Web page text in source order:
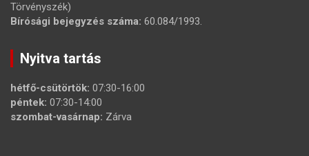
Törvényszék)
Bírósági bejegyzés száma: 60.084/1993.
Nyitva tartás
hétfő-csütörtök: 07:30-16:00
péntek: 07:30-14:00
szombat-vasárnap: Zárva